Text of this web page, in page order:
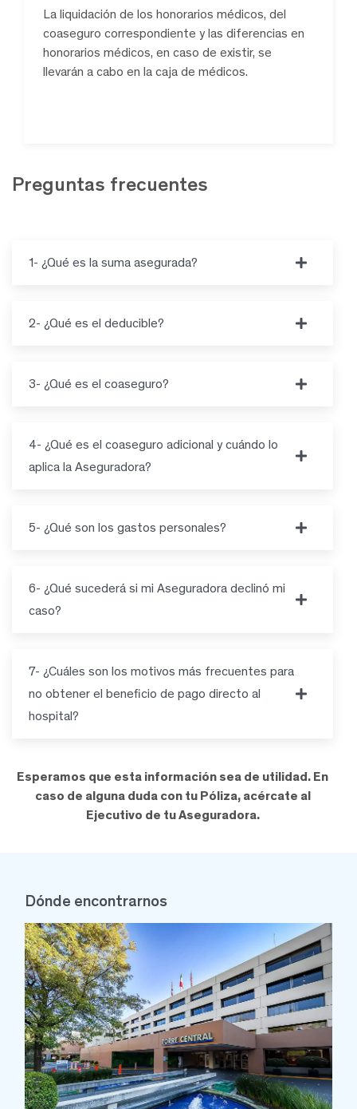
La liquidación de los honorarios médicos, del
coaseguro correspondiente y las diferencias en
honorarios médicos, en caso de existir, se
llevarán a cabo en la caja de médicos.
Preguntas frecuentes
1- ¿Qué es la suma asegurada?
2- ¿Qué es el deducible?
3- ¿Qué es el coaseguro?
4- ¿Qué es el coaseguro adicional y cuándo lo
aplica la Aseguradora?
5- ¿Qué son los gastos personales?
6- ¿Qué sucederá si mi Aseguradora declinó mi
caso?
7- ¿Cuáles son los motivos más frecuentes para
no obtener el beneficio de pago directo al
hospital?
Esperamos que esta información sea de utilidad. En
caso de alguna duda con tu Póliza, acércate al
Ejecutivo de tu Aseguradora.
Dónde encontrarnos